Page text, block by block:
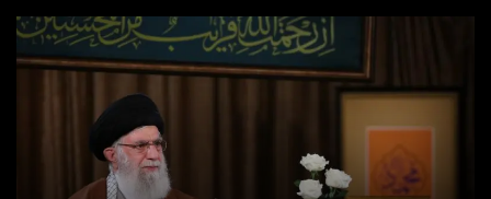
والبحث